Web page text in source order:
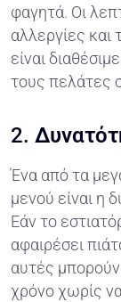
φαγητά. Οι
αλλεργίες και
είναι
τους πελάτες
2.
Ένα από τα
μενού είναι η
Εάν το
αφαιρέσει
αυτές
χρόνο χωρίς